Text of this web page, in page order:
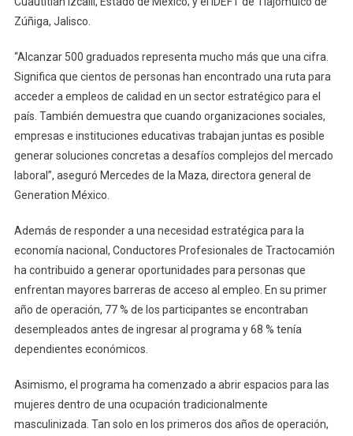
Zúñiga, Jalisco.
“Alcanzar 500 graduados representa mucho más que una cifra.
Significa que cientos de personas han encontrado una ruta para
acceder a empleos de calidad en un sector estratégico para el
país. También demuestra que cuando organizaciones sociales,
empresas e instituciones educativas trabajan juntas es posible
generar soluciones concretas a desafíos complejos del mercado
laboral”, aseguró Mercedes de la Maza, directora general de
Generation México.
Además de responder a una necesidad estratégica para la
economía nacional, Conductores Profesionales de Tractocamión
ha contribuido a generar oportunidades para personas que
enfrentan mayores barreras de acceso al empleo. En su primer
año de operación, 77 % de los participantes se encontraban
desempleados antes de ingresar al programa y 68 % tenía
dependientes económicos.
Asimismo, el programa ha comenzado a abrir espacios para las
mujeres dentro de una ocupación tradicionalmente
masculinizada. Tan solo en los primeros dos años de operación,